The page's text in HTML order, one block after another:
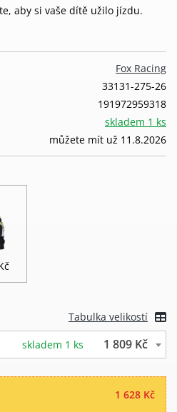
aby si vaše dítě užilo jízdu.
Fox Racing
33131-275-26
191972959318
skladem 1 ks
můžete mít už 11.8.2026
Tabulka velikostí
skladem 1 ks 1 809 Kč
1 628 Kč